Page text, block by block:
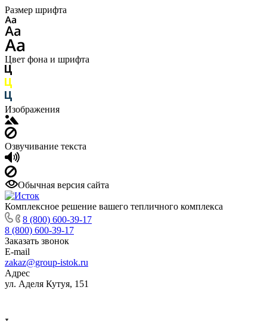
Размер шрифта
Цвет фона и шрифта
Изображения
Озвучивание текста
Обычная версия сайта
Комплексное решение вашего тепличного комплекса
8 (800) 600-39-17
8 (800) 600-39-17
Заказать звонок
E-mail
zakaz@group-istok.ru
Адрес
ул. Аделя Кутуя, 151